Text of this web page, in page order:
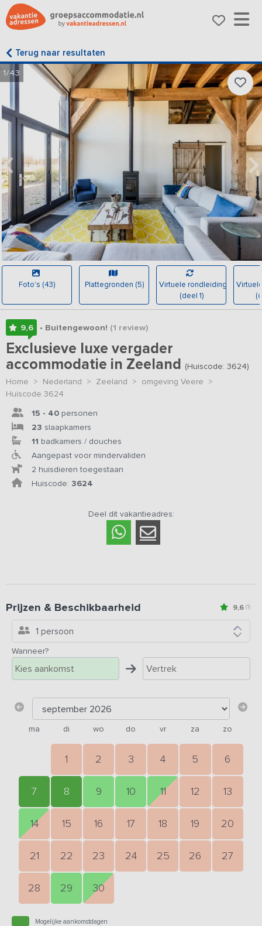
Terug naar resultaten
1/43
Foto's (43) Plattegronden (5)
Virtuele rondleiding
(deel 1)
9,6 • Buitengewoon! (1 review)
Exclusieve luxe vergader
accommodatie in Zeeland (Huiscode: 3624)
Home > Nederland > Zeeland > omgeving Veere >
Huiscode 3624
15 - 40 personen
23 slaapkamers
11 badkamers / douches
Aangepast voor mindervaliden
2 huisdieren toegestaan
Huiscode: 3624
Deel dit vakantieadres:
9,6 (1)
Prijzen & Beschikbaarheid
1 persoon
Wanneer?
ma di wo do vr za zo
1 2 3 4 5 6
7 8 9 10 11 12 13
14 15 16 17 18 19 20
21 22 23 24 25 26 27
28 29 30
Mogelijke aankomstdagen